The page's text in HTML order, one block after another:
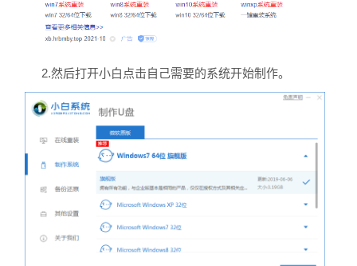
2.然后打开小白点击自己需要的系统开始制作。